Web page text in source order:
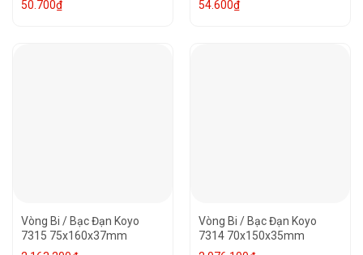
50.700₫
54.600₫
Vòng Bi / Bạc Đạn Koyo
7315 75x160x37mm
Vòng Bi / Bạc Đạn Koyo
7314 70x150x35mm